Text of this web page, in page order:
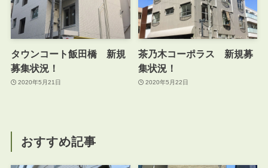
タウンコート飯田橋 新規
募集状況！
2020年5月21日
茶乃木コーポラス 新規募
集状況！
2020年5月22日
おすすめ記事